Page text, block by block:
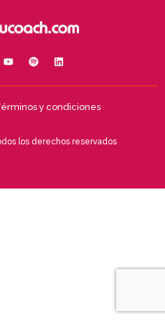
y condiciones
los derechos reservados